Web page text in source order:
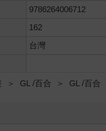
9786264006712
162
台灣
＞ GL /百合 ＞ GL /百合